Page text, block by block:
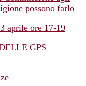
possono farlo
aprile ore 17-19
GPS